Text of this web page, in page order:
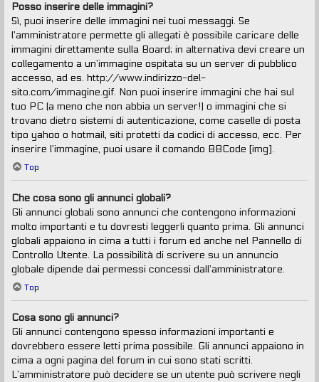
Posso inserire delle immagini?
Sì, puoi inserire delle immagini nei tuoi messaggi. Se
l’amministratore permette gli allegati è possibile caricare delle
immagini direttamente sulla Board; in alternativa devi creare un
collegamento a un’immagine ospitata su un server di pubblico
accesso, ad es. http://www.indirizzo-del-
sito.com/immagine.gif. Non puoi inserire immagini che hai sul
tuo PC (a meno che non abbia un server!) o immagini che si
trovano dietro sistemi di autenticazione, come caselle di posta
tipo yahoo o hotmail, siti protetti da codici di accesso, ecc. Per
inserire l’immagine, puoi usare il comando BBCode [img].
Top
Che cosa sono gli annunci globali?
Gli annunci globali sono annunci che contengono informazioni
molto importanti e tu dovresti leggerli quanto prima. Gli annunci
globali appaiono in cima a tutti i forum ed anche nel Pannello di
Controllo Utente. La possibilità di scrivere su un annuncio
globale dipende dai permessi concessi dall’amministratore.
Top
Cosa sono gli annunci?
Gli annunci contengono spesso informazioni importanti e
dovrebbero essere letti prima possibile. Gli annunci appaiono in
cima a ogni pagina del forum in cui sono stati scritti.
L’amministratore può decidere se un utente può scrivere negli